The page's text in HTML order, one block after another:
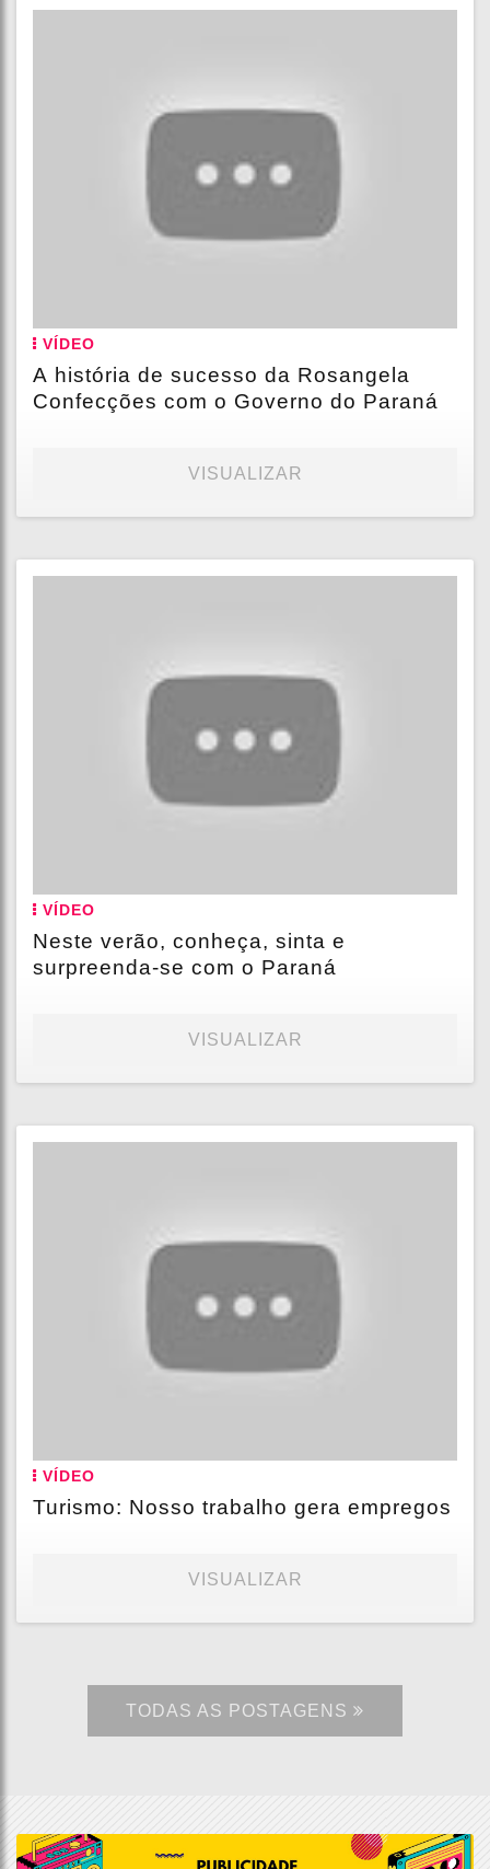
VÍDEO
A história de sucesso da Rosangela
Confecções com o Governo do Paraná
VISUALIZAR
VÍDEO
Neste verão, conheça, sinta e
surpreenda-se com o Paraná
VISUALIZAR
VÍDEO
Turismo: Nosso trabalho gera empregos
VISUALIZAR
TODAS AS POSTAGENS